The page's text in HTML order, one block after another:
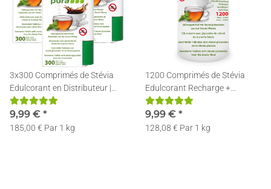
3x300 Comprimés de Stévia
Edulcorant en Distributeur |
Rechargeable
9,99 € *
185,00 € Par 1 kg
1200 Comprimés de Stévia
Edulcorant Recharge +
Distributeur
9,99 € *
128,08 € Par 1 kg